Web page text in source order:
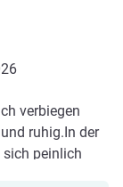
verbiegen
ruhig.In der
sich peinlich